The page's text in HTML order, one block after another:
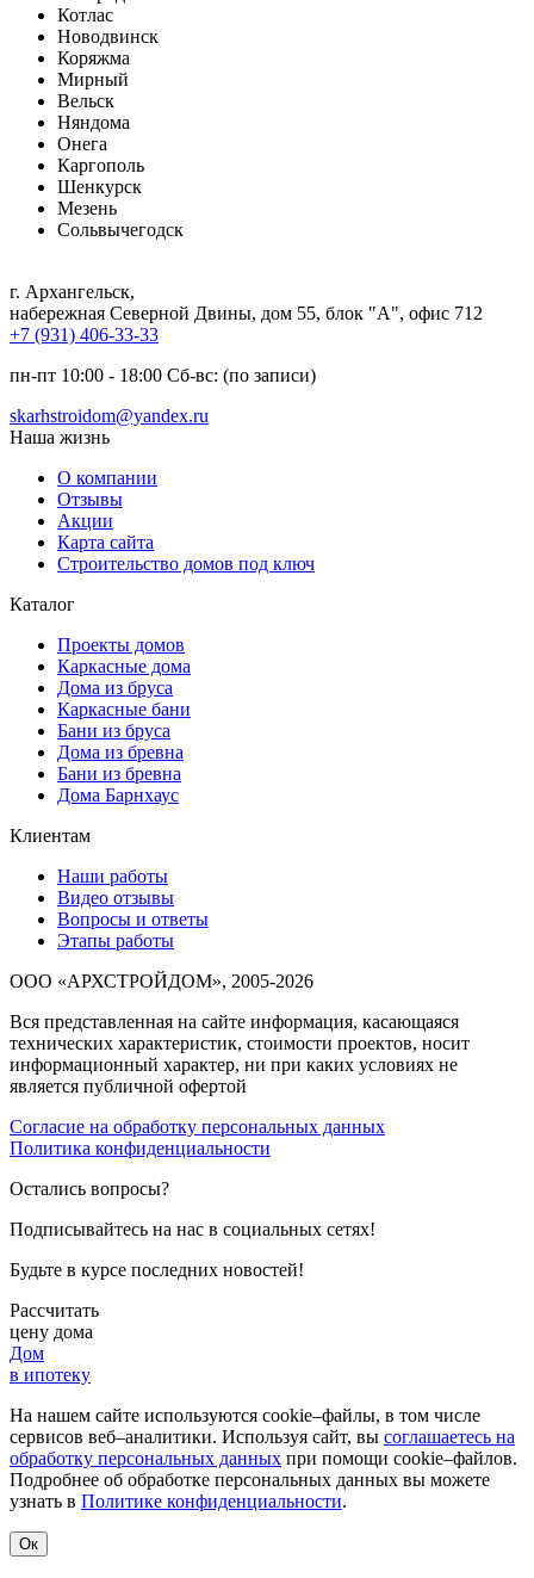
Котлас
Новодвинск
Коряжма
Мирный
Вельск
Няндома
Онега
Каргополь
Шенкурск
Мезень
Сольвычегодск
г. Архангельск,
набережная Северной Двины, дом 55, блок "А", офис 712
+7 (931) 406-33-33
пн-пт 10:00 - 18:00 Сб-вс: (по записи)
skarhstroidom@yandex.ru
Наша жизнь
О компании
Отзывы
Акции
Карта сайта
Строительство домов под ключ
Каталог
Проекты домов
Каркасные дома
Дома из бруса
Каркасные бани
Бани из бруса
Дома из бревна
Бани из бревна
Дома Барнхаус
Клиентам
Наши работы
Видео отзывы
Вопросы и ответы
Этапы работы
ООО «АРХСТРОЙДОМ», 2005-2026
Вся представленная на сайте информация, касающаяся
технических характеристик, стоимости проектов, носит
информационный характер, ни при каких условиях не
является публичной офертой
Согласие на обработку персональных данных
Политика конфиденциальности
Остались вопросы?
Подписывайтесь на нас в социальных сетях!
Будьте в курсе последних новостей!
Рассчитать
цену дома
Дом
в ипотеку
На нашем сайте используются cookie–файлы, в том числе
сервисов веб–аналитики. Используя сайт, вы соглашаетесь на
обработку персональных данных при помощи cookie–файлов.
Подробнее об обработке персональных данных вы можете
узнать в Политике конфиденциальности.
Ок